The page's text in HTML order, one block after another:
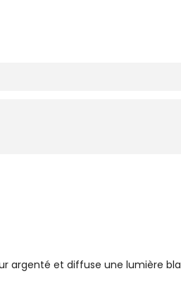
argenté et diffuse une lumière